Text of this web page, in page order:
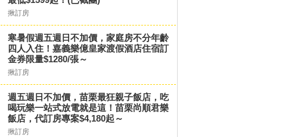
揪訂房
寒暑假週五週日不加價，家庭房不分年齡
四人入住！嘉義樂億皇家渡假酒店住宿訂
金券限量$1280/張～
揪訂房
週五週日不加價，苗栗最狂親子飯店，吃
喝玩樂一站式放電就是這！苗栗尚順君樂
飯店，代訂房專案$4,180起～
揪訂房